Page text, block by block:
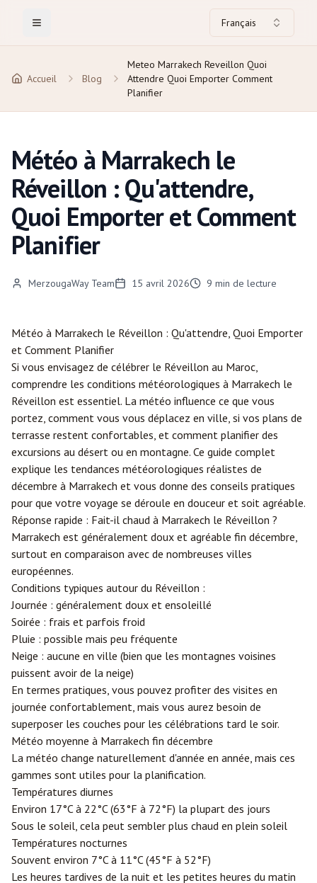
Toggle Menu Français
Accueil Blog
Meteo Marrakech Reveillon Quoi
Attendre Quoi Emporter Comment
Planifier
Météo à Marrakech le
Réveillon : Qu'attendre,
Quoi Emporter et Comment
Planifier
MerzougaWay Team 15 avril 2026 9 min de lecture
Météo à Marrakech le Réveillon : Qu'attendre, Quoi Emporter
et Comment Planifier
Si vous envisagez de célébrer le Réveillon au Maroc,
comprendre les conditions météorologiques à Marrakech le
Réveillon est essentiel. La météo influence ce que vous
portez, comment vous vous déplacez en ville, si vos plans de
terrasse restent confortables, et comment planifier des
excursions au désert ou en montagne. Ce guide complet
explique les tendances météorologiques réalistes de
décembre à Marrakech et vous donne des conseils pratiques
pour que votre voyage se déroule en douceur et soit agréable.
Réponse rapide : Fait-il chaud à Marrakech le Réveillon ?
Marrakech est généralement doux et agréable fin décembre,
surtout en comparaison avec de nombreuses villes
européennes.
Conditions typiques autour du Réveillon :
Journée : généralement doux et ensoleillé
Soirée : frais et parfois froid
Pluie : possible mais peu fréquente
Neige : aucune en ville (bien que les montagnes voisines
puissent avoir de la neige)
En termes pratiques, vous pouvez profiter des visites en
journée confortablement, mais vous aurez besoin de
superposer les couches pour les célébrations tard le soir.
Météo moyenne à Marrakech fin décembre
La météo change naturellement d'année en année, mais ces
gammes sont utiles pour la planification.
Températures diurnes
Environ 17°C à 22°C (63°F à 72°F) la plupart des jours
Sous le soleil, cela peut sembler plus chaud en plein soleil
Températures nocturnes
Souvent environ 7°C à 11°C (45°F à 52°F)
Les heures tardives de la nuit et les petites heures du matin